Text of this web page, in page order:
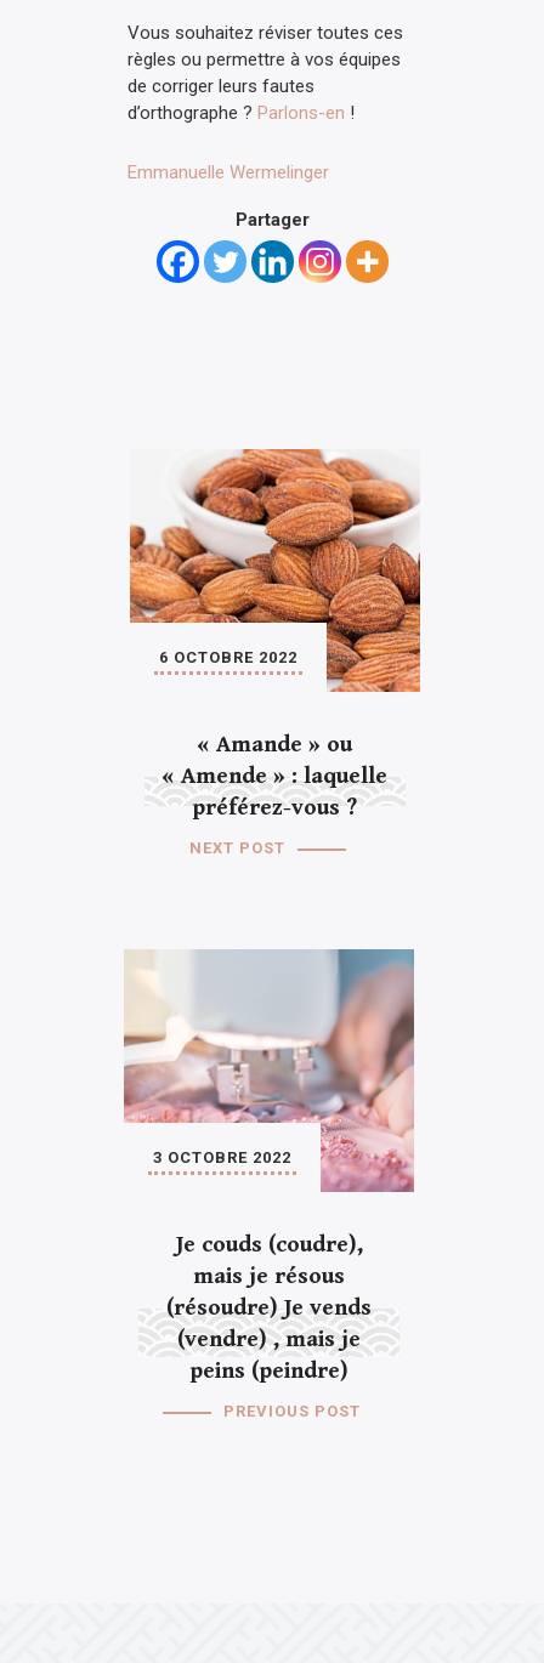
Vous souhaitez réviser toutes ces
règles ou permettre à vos équipes
de corriger leurs fautes
d’orthographe ? Parlons-en !
Emmanuelle Wermelinger
Partager
« Amande » ou
« Amende » : laquelle
préférez-vous ?
6 OCTOBRE 2022
NEXT POST
Je couds (coudre),
mais je résous
(résoudre) Je vends
(vendre) , mais je
peins (peindre)
3 OCTOBRE 2022
PREVIOUS POST